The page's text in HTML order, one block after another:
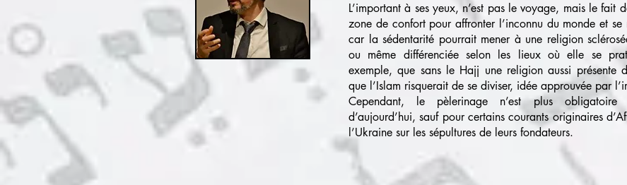
L’important à ses yeux, n’est pas le voyage, mais le fait
zone de confort pour affronter l’inconnu du monde et se
car la sédentarité pourrait mener à une religion
ou même différenciée selon les lieux où elle se
exemple, que sans le Hajj une religion aussi présente
que l’Islam risquerait de se diviser, idée approuvée par
Cependant, le pèlerinage n’est plus
d’aujourd’hui, sauf pour certains courants originaires
l’Ukraine sur les sépultures de leurs fondateurs.